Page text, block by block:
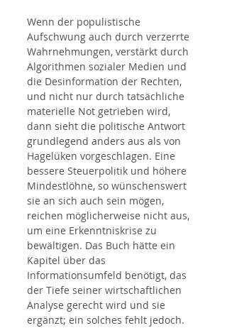
Wenn der populistische
Aufschwung auch durch verzerrte
Wahrnehmungen, verstärkt durch
Algorithmen sozialer Medien und
die Desinformation der Rechten,
und nicht nur durch tatsächliche
materielle Not getrieben wird,
dann sieht die politische Antwort
grundlegend anders aus als von
Hagelüken vorgeschlagen. Eine
bessere Steuerpolitik und höhere
Mindestlöhne, so wünschenswert
sie an sich auch sein mögen,
reichen möglicherweise nicht aus,
um eine Erkenntniskrise zu
bewältigen. Das Buch hätte ein
Kapitel über das
Informationsumfeld benötigt, das
der Tiefe seiner wirtschaftlichen
Analyse gerecht wird und sie
ergänzt; ein solches fehlt jedoch.